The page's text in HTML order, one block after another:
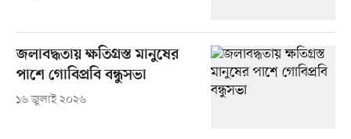
জলাবদ্ধতায় ক্ষতিগ্রস্ত মানুষের
পাশে গোবিপ্রবি বন্ধুসভা
১৬ জুলাই ২০২৬